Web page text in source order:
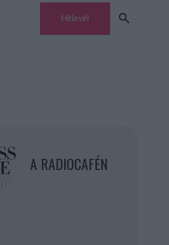
Hírlevél
A RADIOCAFÉN